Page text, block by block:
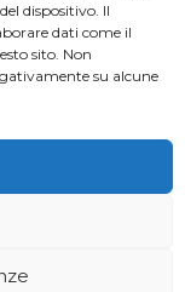
dispositivo. Il
dati come il
sito. Non
su alcune